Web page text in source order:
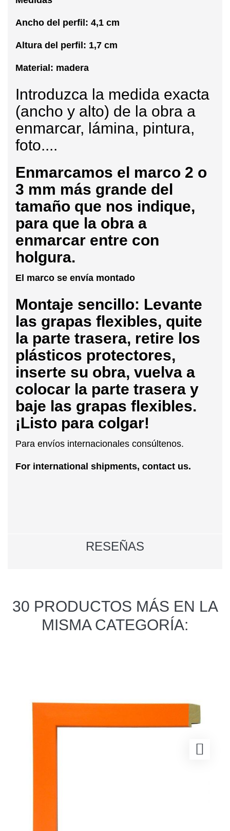
Ancho del perfil: 4,1 cm
Altura del perfil: 1,7 cm
Material: madera
Introduzca la medida exacta
(ancho y alto) de la obra a
enmarcar, lámina, pintura,
foto....
Enmarcamos el marco 2 o
3 mm más grande del
tamaño que nos indique,
para que la obra a
enmarcar entre con
holgura.
El marco se envía montado
Montaje sencillo: Levante
las grapas flexibles, quite
la parte trasera, retire los
plásticos protectores,
inserte su obra, vuelva a
colocar la parte trasera y
baje las grapas flexibles.
¡Listo para colgar!
Para envíos internacionales consúltenos.
For international shipments, contact us.
RESEÑAS
30 PRODUCTOS MÁS EN LA
MISMA CATEGORÍA: